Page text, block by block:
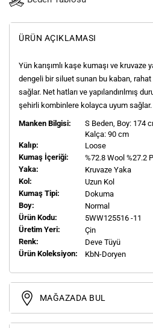
ÜRÜN AÇIKLAMASI
Yün karışımlı kaşe kumaşı ve kruvaze
dengeli bir siluet sunan bu kaban,
sağlar. Net hatları ve yapılandırılmış
şehirli kombinlere kolayca uyum sağlar.
Manken Bilgisi:
S Beden, Boy: 174
Kalça: 90 cm
Kalıp:
Loose
Kumaş İçeriği:
%72.8 Wool %27.2
Yaka:
Kruvaze Yaka
Kol:
Uzun Kol
Kumaş Tipi:
Dokuma
Boy:
Normal
Ürün Kodu:
5WW125516 -11
Üretim Yeri:
Çin
Renk:
Deve Tüyü
Ürün Koleksiyon:
KbN-Doryen
MAĞAZADA BUL